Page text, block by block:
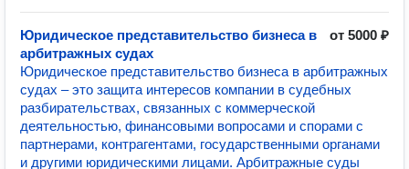
Юридическое представительство бизнеса в
арбитражных судах
от 5000 ₽
Юридическое представительство бизнеса в арбитражных
судах – это защита интересов компании в судебных
разбирательствах, связанных с коммерческой
деятельностью, финансовыми вопросами и спорами с
партнерами, контрагентами, государственными органами
и другими юридическими лицами. Арбитражные суды